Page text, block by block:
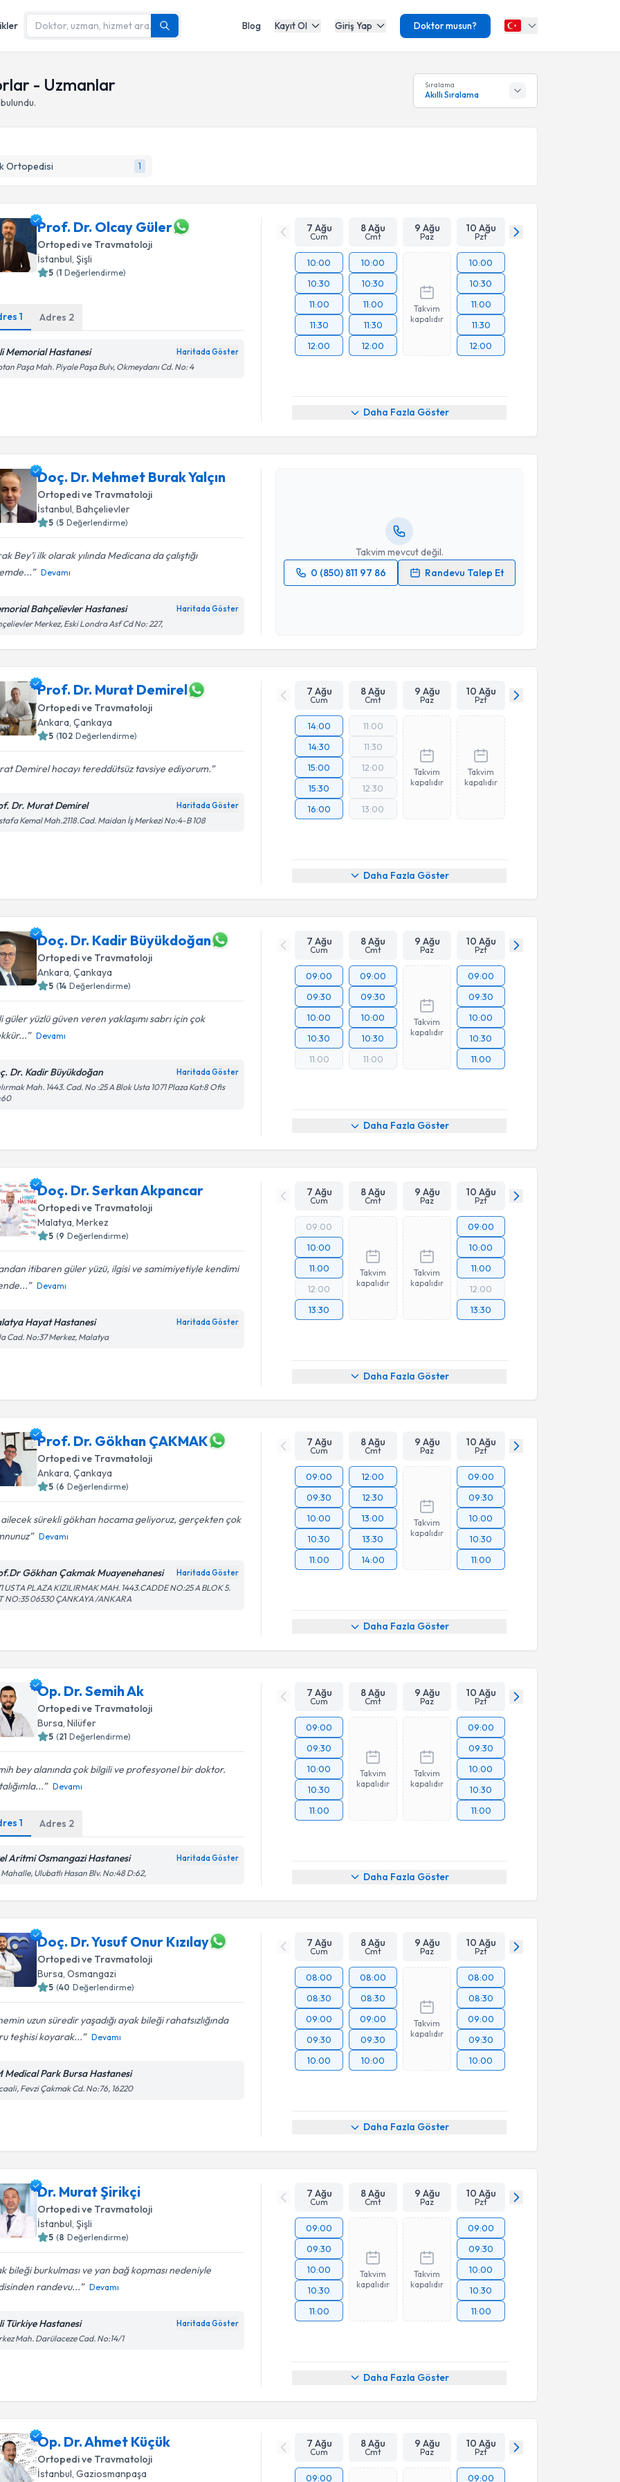
Blog Kayıt Ol Giriş Yap Doktor musun?
- Uzmanlar Sıralama
Akıllı Sıralama
Ortopedisi 1
Prof. Dr. Olcay Güler
Ortopedi ve Travmatoloji
İstanbul,Şişli
5 (1 Değerlendirme)
1 Adres 2
Memorial Hastanesi Haritada Göster
Paşa Mah. Piyale Paşa Bulv, Okmeydanı Cd. No: 4
7 Ağu
Cum
8 Ağu
Cmt
9 Ağu
Paz
10 Ağu
Pzt
10:00
10:30
11:00
11:30
12:00
10:00
10:30
11:00
11:30
12:00
Takvim
kapalıdır
10:00
10:30
11:00
11:30
12:00
Daha Fazla Göster
Doç. Dr. Mehmet Burak Yalçın
Ortopedi ve Travmatoloji
İstanbul ,Bahçelievler
5 (5 Değerlendirme)
Bey’i ilk olarak yılında Medicana da çalıştığı
Devamı
Bahçelievler Hastanesi Haritada Göster
Merkez, Eski Londra Asf Cd No: 227,
Takvim mevcut değil.
0 (850) 811 97 86
Randevu Talep Et
Randevu Takvimi Talebi
Doç. Dr. Mehmet Burak Yalçın
Takvim Talebini Gönder
Prof. Dr. Murat Demirel
Ortopedi ve Travmatoloji
Ankara ,Çankaya
5 (102 Değerlendirme)
Demirel hocayı tereddütsüz tavsiye ediyorum.
Dr. Murat Demirel Haritada Göster
Kemal Mah.2118.Cad. Maidan İş Merkezi No:4-B 108
7 Ağu
Cum
8 Ağu
Cmt
9 Ağu
Paz
10 Ağu
Pzt
14:00
14:30
15:00
15:30
16:00
11:00
11:30
12:00
12:30
13:00
Takvim
kapalıdır
Takvim
kapalıdır
Daha Fazla Göster
Doç. Dr. Kadir Büyükdoğan
Ortopedi ve Travmatoloji
Ankara,Çankaya
5 (14 Değerlendirme)
güler yüzlü güven veren yaklaşımı sabrı için çok
Devamı
Dr. Kadir Büyükdoğan Haritada Göster
Mah. 1443. Cad. No :25 A Blok Usta 1071 Plaza Kat:8 Ofis
7 Ağu
Cum
8 Ağu
Cmt
9 Ağu
Paz
10 Ağu
Pzt
09:00
09:30
10:00
10:30
11:00
09:00
09:30
10:00
10:30
11:00
Takvim
kapalıdır
09:00
09:30
10:00
10:30
11:00
Daha Fazla Göster
Doç. Dr. Serkan Akpancar
Ortopedi ve Travmatoloji
Malatya ,Merkez
5 (9 Değerlendirme)
itibaren güler yüzü, ilgisi ve samimiyetiyle kendimi
Devamı
Hayat Hastanesi Haritada Göster
Cad. No:37 Merkez, Malatya
7 Ağu
Cum
8 Ağu
Cmt
9 Ağu
Paz
10 Ağu
Pzt
09:00
10:00
11:00
12:00
13:30
Takvim
kapalıdır
Takvim
kapalıdır
09:00
10:00
11:00
12:00
13:30
Daha Fazla Göster
Prof. Dr. Gökhan ÇAKMAK
Ortopedi ve Travmatoloji
Ankara,Çankaya
5 (6 Değerlendirme)
ailecek sürekli gökhan hocama geliyoruz, gerçekten çok
Devamı
Gökhan Çakmak Muayenehanesi Haritada Göster
USTA PLAZA KIZILIRMAK MAH. 1443.CADDE NO:25 A BLOK 5.
NO:35 06530 ÇANKAYA /ANKARA
7 Ağu
Cum
8 Ağu
Cmt
9 Ağu
Paz
10 Ağu
Pzt
09:00
09:30
10:00
10:30
11:00
12:00
12:30
13:00
13:30
14:00
Takvim
kapalıdır
09:00
09:30
10:00
10:30
11:00
Daha Fazla Göster
Op. Dr. Semih Ak
Ortopedi ve Travmatoloji
Bursa ,Nilüfer
5 (21 Değerlendirme)
bey alanında çok bilgili ve profesyonel bir doktor.
Devamı
1 Adres 2
Aritmi Osmangazi Hastanesi Haritada Göster
Mahalle, Ulubatlı Hasan Blv. No:48 D:62,
7 Ağu
Cum
8 Ağu
Cmt
9 Ağu
Paz
10 Ağu
Pzt
09:00
09:30
10:00
10:30
11:00
Takvim
kapalıdır
Takvim
kapalıdır
09:00
09:30
10:00
10:30
11:00
Daha Fazla Göster
Doç. Dr. Yusuf Onur Kızılay
Ortopedi ve Travmatoloji
Bursa,Osmangazi
5 (40 Değerlendirme)
uzun süredir yaşadığı ayak bileği rahatsızlığında
teşhisi koyarak...
Devamı
Medical Park Bursa Hastanesi
Fevzi Çakmak Cd. No:76, 16220
7 Ağu
Cum
8 Ağu
Cmt
9 Ağu
Paz
10 Ağu
Pzt
08:00
08:30
09:00
09:30
10:00
08:00
08:30
09:00
09:30
10:00
Takvim
kapalıdır
08:00
08:30
09:00
09:30
10:00
Daha Fazla Göster
Dr. Murat Şirikçi
Ortopedi ve Travmatoloji
İstanbul ,Şişli
5 (8 Değerlendirme)
bileği burkulması ve yan bağ kopması nedeniyle
randevu...
Devamı
Türkiye Hastanesi Haritada Göster
Mah. Darülaceze Cad. No:14/1
7 Ağu
Cum
8 Ağu
Cmt
9 Ağu
Paz
10 Ağu
Pzt
09:00
09:30
10:00
10:30
11:00
Takvim
kapalıdır
Takvim
kapalıdır
09:00
09:30
10:00
10:30
11:00
Daha Fazla Göster
Op. Dr. Ahmet Küçük
Ortopedi ve Travmatoloji
İstanbul,Gaziosmanpaşa
7 Ağu
Cum
8 Ağu
Cmt
9 Ağu
Paz
10 Ağu
Pzt
09:00 09:00